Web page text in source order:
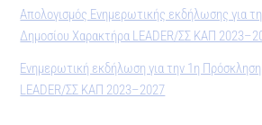
Απολογισμός Ενημερωτικής εκδήλωσης για
Δημοσίου Χαρακτήρα LEADER/ΣΣ ΚΑΠ
Ενημερωτική εκδήλωση για την 1η
LEADER/ΣΣ ΚΑΠ 2023–2027